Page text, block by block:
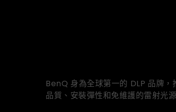
BenQ 身為全球第一的 DLP 品牌
品質、安裝彈性和免維護的雷射光